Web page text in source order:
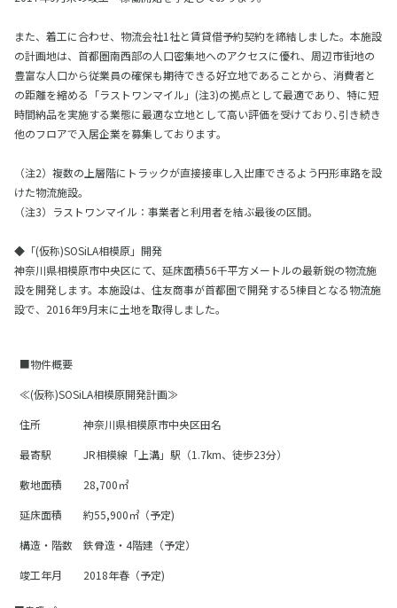
また、着工に合わせ、物流会社1社と賃貸借予約契約を締結しました。本施設
の計画地は、首都圏南西部の人口密集地へのアクセスに優れ、周辺市街地の
豊富な人口から従業員の確保も期待できる好立地であることから、消費者と
の距離を縮める「ラストワンマイル」(注3)の拠点として最適であり、特に短
時間納品を実施する業態に最適な立地として高い評価を受けており､引き続き
他のフロアで入居企業を募集しております｡
（注2）複数の上層階にトラックが直接接車し入出庫できるよう円形車路を設
けた物流施設。
（注3）ラストワンマイル：事業者と利用者を結ぶ最後の区間。
◆「(仮称)SOSiLA相模原」開発
神奈川県相模原市中央区にて、延床面積56千平方メートルの最新鋭の物流施
設を開発します。本施設は、住友商事が首都圏で開発する5棟目となる物流施
設で、2016年9月末に土地を取得しました。
■物件概要
≪(仮称)SOSiLA相模原開発計画≫
住所
神奈川県相模原市中央区田名
最寄駅
JR相模線「上溝」駅（1.7km、徒歩23分）
敷地面積
28,700㎡
延床面積
約55,900㎡（予定)
構造・階数
鉄骨造・4階建（予定）
竣工年月
2018年春（予定)